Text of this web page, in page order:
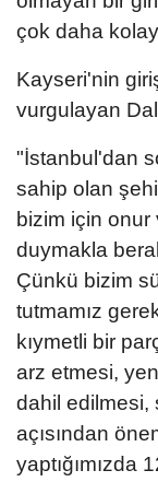
çok daha
Kayseri'nin
vurgulayan
"İstanbul'dan
sahip olan
bizim için onur
duymakla
Çünkü bizim
tutmamız
kıymetli bir
arz etmesi,
dahil edilmesi,
açısından
yaptığımızda